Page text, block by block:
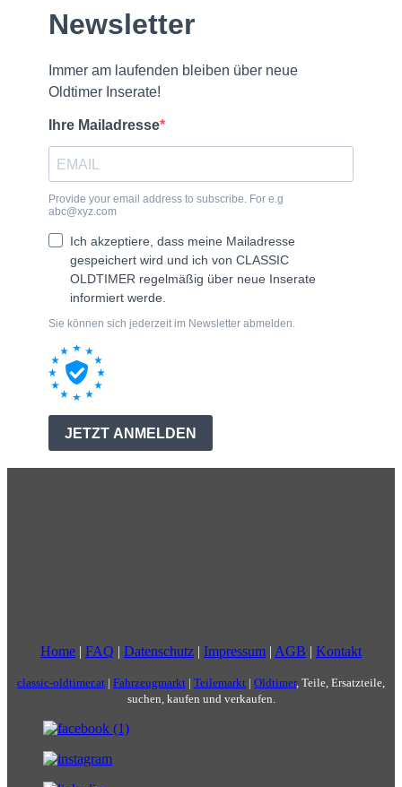
Home | FAQ | Datenschutz | Impressum | AGB | Kontakt
classic-oldtimer.at | Fahrzeugmarkt | Teilemarkt | Oldtimer, Teile, Ersatzteile,
suchen, kaufen und verkaufen.